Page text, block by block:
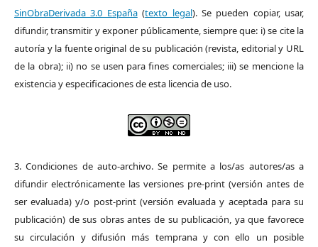
SinObraDerivada 3.0 España(texto legal). Se pueden copiar, usar,
difundir, transmitir y exponer públicamente, siempre que: i) se cite la
autoría y la fuente original de su publicación (revista, editorial y URL
de la obra); ii) no se usen para fines comerciales; iii) se mencione la
existencia y especificaciones de esta licencia de uso.
3. Condiciones de auto-archivo. Se permite a los/as autores/as a
difundir electrónicamente las versiones pre-print (versión antes de
ser evaluada) y/o post-print (versión evaluada y aceptada para su
publicación) de sus obras antes de su publicación, ya que favorece
su circulación y difusión más temprana y con ello un posible